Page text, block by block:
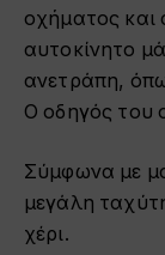
οχήματος και
αυτοκίνητο
ανετράπη,
O οδηγός του
Σύμφωνα με
μεγάλη
χέρι.